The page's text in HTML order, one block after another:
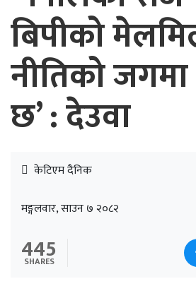
बिपीको
नीतिको
छ’ : देउवा
केटिएम दैनिक
मङ्गलवार, साउन ७ २०८२
445
SHARES